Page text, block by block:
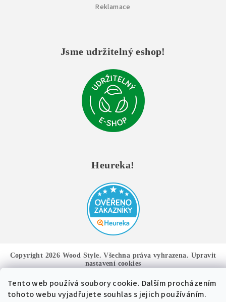
Tento web používá soubory cookie. Dalším procházením
tohoto webu vyjadřujete souhlas s jejich používáním.
Reklamace
Jsme udržitelný eshop!
Heureka!
Copyright 2026 Wood Style. Všechna práva vyhrazena. Upravit
nastavení cookies
Vytvořil Shoptet